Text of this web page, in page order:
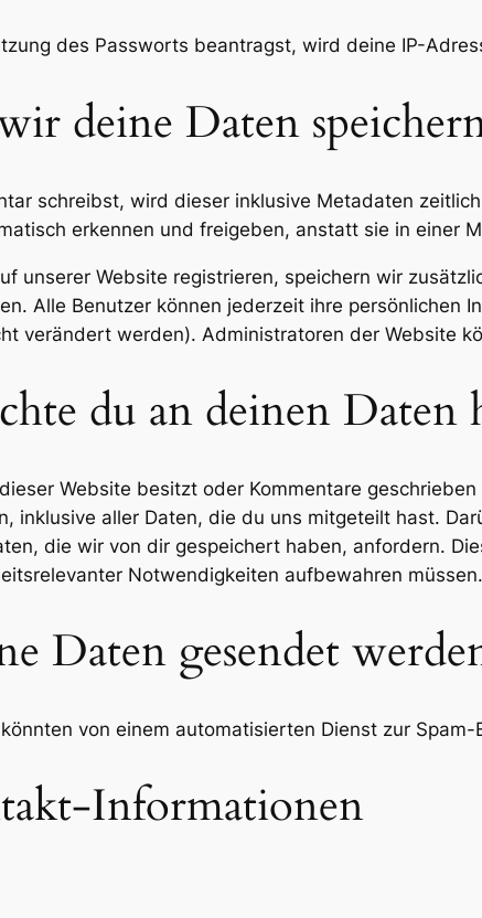
des Passworts beantragst, wird deine IP-
deine Daten
schreibst, wird dieser inklusive Metadaten
erkennen und freigeben, anstatt sie in einer
unserer Website registrieren, speichern wir
Alle Benutzer können jederzeit ihre persönlichen
verändert werden). Administratoren der Website
du an deinen Daten
Website besitzt oder Kommentare
inklusive aller Daten, die du uns mitgeteilt hast.
die wir von dir gespeichert haben, anfordern.
Notwendigkeiten aufbewahren müssen.
Daten gesendet
von einem automatisierten Dienst zur
Informationen